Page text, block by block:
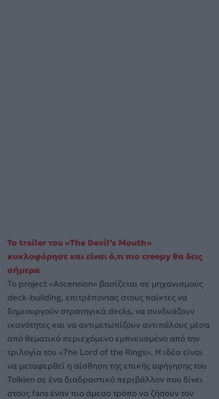
Το trailer του «The Devil’s Mouth»
κυκλοφόρησε και είναι ό,τι πιο creepy θα δεις
σήμερα
Το project «Ascension» βασίζεται σε μηχανισμούς
deck-building, επιτρέποντας στους παίκτες να
δημιουργούν στρατηγικά decks, να συνδυάζουν
ικανότητες και να αντιμετωπίζουν αντιπάλους μέσα
από θεματικό περιεχόμενο εμπνευσμένο από την
τριλογία του «The Lord of the Rings». Η ιδέα είναι
να μεταφερθεί η αίσθηση της επικής αφήγησης του
Tolkien σε ένα διαδραστικό περιβάλλον που δίνει
στους fans έναν πιο άμεσο τρόπο να ζήσουν τον